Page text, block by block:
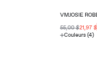
55,00 $21,97 $
Couleurs (4)